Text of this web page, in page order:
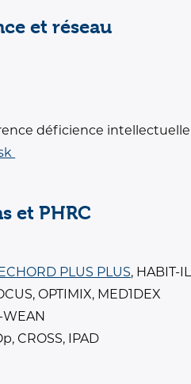
et réseau
déficience
et PHRC
PLUS PLUS, HABIT-
OPTIMIX, MED1DEX
WEAN
CROSS, IPAD